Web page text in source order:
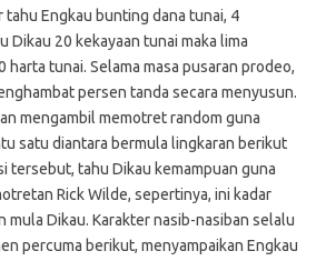
tahu Engkau bunting dana tunai, 4
Dikau 20 kekayaan tunai maka lima
harta tunai. Selama masa pusaran prodeo,
persen tanda secara menyusun.
mengambil memotret random guna
satu diantara bermula lingkaran berikut
tersebut, tahu Dikau kemampuan guna
Rick Wilde, sepertinya, ini kadar
mula Dikau. Karakter nasib-nasiban selalu
percuma berikut, menyampaikan Engkau